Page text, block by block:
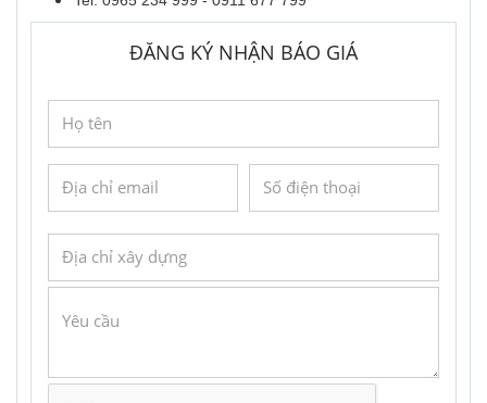
ĐĂNG KÝ NHẬN BÁO GIÁ